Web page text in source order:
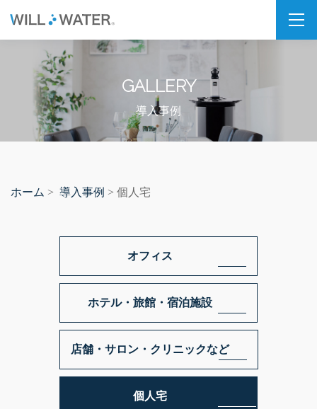
私たちの想い
SDGs
福利厚生
企業情報
拠点・パートナー紹介
製品情報
PSJ-H2 & SPARKLING
PSJ-SPARKLING
PSJ-BASIC
GALLERY
導入事例
ホーム > 導入事例 > 個人宅
オフィス
ホテル・旅館・宿泊施設
店舗・サロン・クリニックなど
個人宅